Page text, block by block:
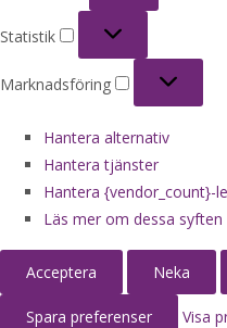
Statistik
Marknadsföring
Hantera alternativ
Hantera tjänster
Hantera {vendor_count}-
Läs mer om dessa syften
Acceptera Neka
Spara preferenser Visa